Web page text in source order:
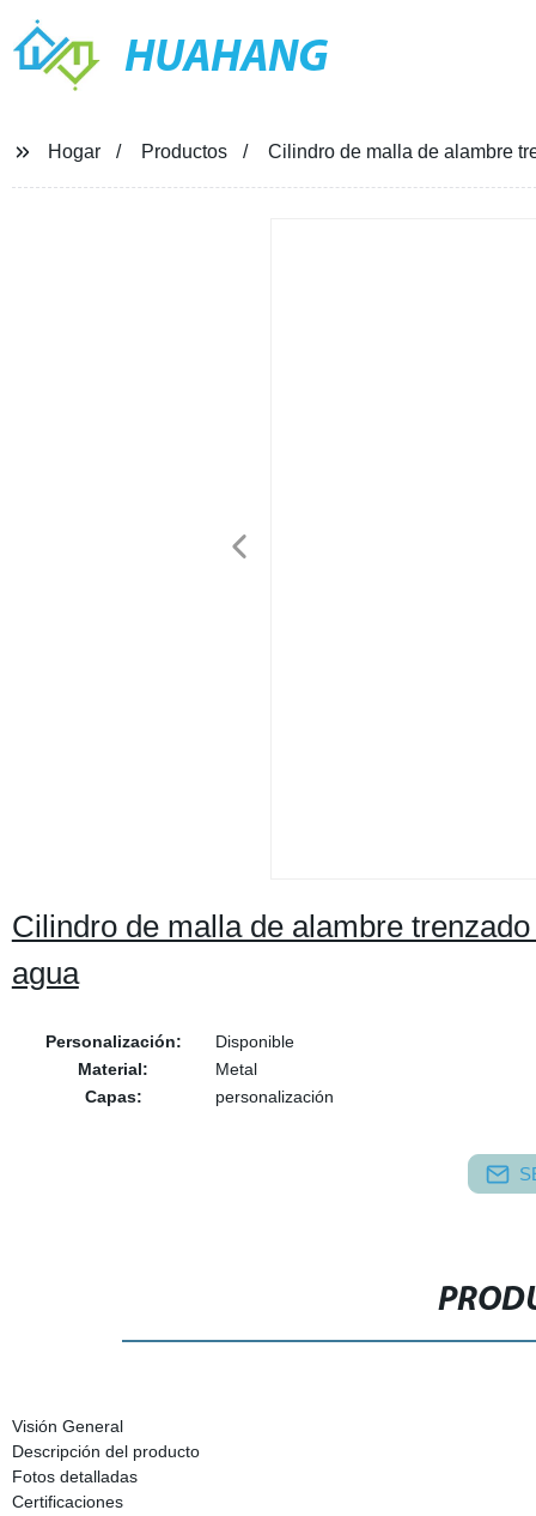
HUAHANG
Hogar Productos Cilindro de malla de alambre
Cilindro de malla de alambre
agua
Personalización:
Disponible
Material:
Metal
Capas:
personalización
Visión General
Descripción del producto
Fotos detalladas
Certificaciones